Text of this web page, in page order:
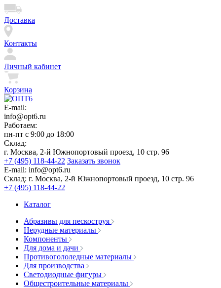
Доставка
Контакты
Личный кабинет
Корзина
E-mail:
info@opt6.ru
Работаем:
пн-пт с 9:00 до 18:00
Склад:
г. Москва, 2-й Южнопортовый проезд, 10 стр. 96
+7 (495) 118-44-22 Заказать звонок
E-mail: info@opt6.ru
Склад: г. Москва, 2-й Южнопортовый проезд, 10 стр. 96
+7 (495) 118-44-22
Каталог
Абразивы для пескоструя
Нерудные материалы
Компоненты
Для дома и дачи
Противогололедные материалы
Для производства
Светодиодные фигуры
Общестроительные материалы